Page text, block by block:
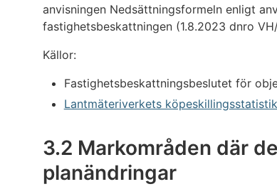
anvisningen Nedsättningsformeln enligt
fastighetsbeskattningen (1.8.2023 dnro
Källor:
Fastighetsbeskattningsbeslutet för
Lantmäteriverkets köpeskillingsstatistik
3.2 Markområden där
planändringar